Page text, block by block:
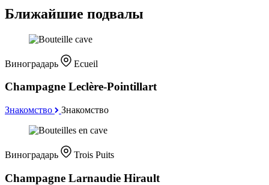
Ближайшие подвалы
Виноградарь Ecueil
Champagne Leclère-Pointillart
Знакомство Знакомство
Виноградарь Trois Puits
Champagne Larnaudie Hirault